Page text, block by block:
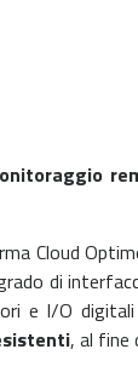
Cloud
di
e I/O digitali
, al fine